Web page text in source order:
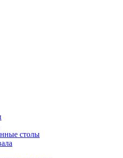
столы